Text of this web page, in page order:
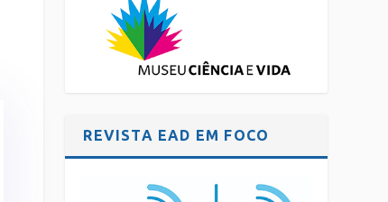
REVISTA EAD EM FOCO